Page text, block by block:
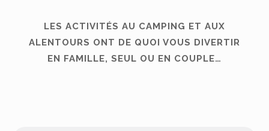
LES ACTIVITÉS AU CAMPING ET AUX
ALENTOURS ONT DE QUOI VOUS DIVERTIR
EN FAMILLE, SEUL OU EN COUPLE…